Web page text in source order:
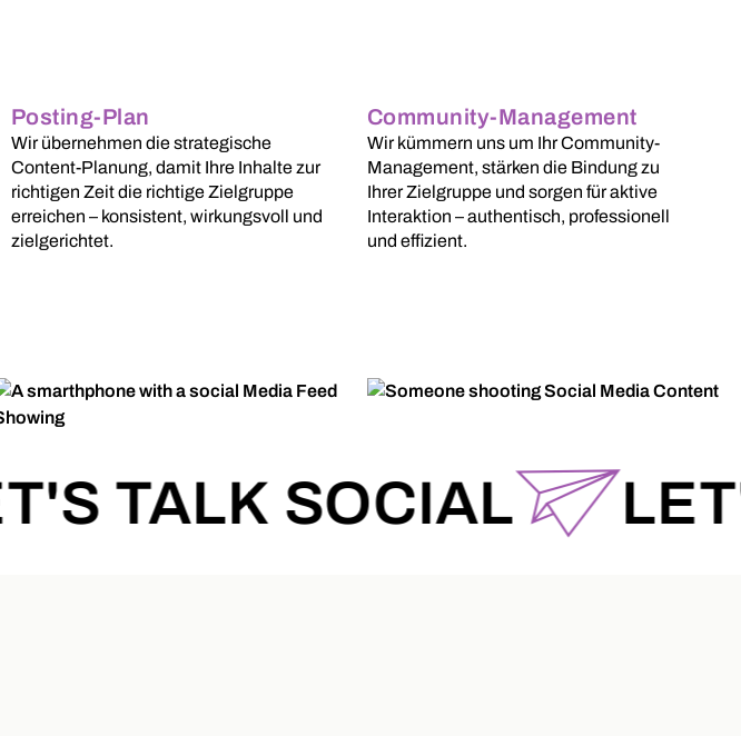
Posting-Plan
Wir übernehmen die strategische
Content-Planung, damit Ihre Inhalte zur
richtigen Zeit die richtige Zielgruppe
erreichen – konsistent, wirkungsvoll und
zielgerichtet.
Community-Management
Wir kümmern uns um Ihr Community-
Management, stärken die Bindung zu
Ihrer Zielgruppe und sorgen für aktive
Interaktion – authentisch, professionell
und effizient.
TALK SOCIAL